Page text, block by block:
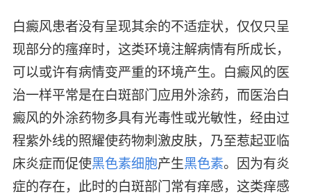
白癜风患者没有呈现其余的不适症状，仅仅只呈
现部分的瘙痒时，这类环境注解病情有所成长，
可以或许有病情变严重的环境产生。白癜风的医
治一样平常是在白斑部门应用外涂药，而医治白
癜风的外涂药物多具有光毒性或光敏性，经由过
程紫外线的照耀使药物刺激皮肤，乃至惹起亚临
床炎症而促使黑色素细胞产生黑色素。因为有炎
症的存在，此时的白斑部门常有痒感，这类痒感